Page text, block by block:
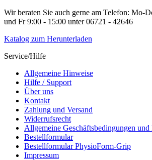
Wir beraten Sie auch gerne am Telefon: Mo-
und Fr 9:00 - 15:00 unter 06721 - 42646
Katalog zum Herunterladen
Service/Hilfe
Allgemeine Hinweise
Hilfe / Support
Über uns
Kontakt
Zahlung und Versand
Widerrufsrecht
Allgemeine Geschäftsbedingungen
Bestellformular
Bestellformular PhysioForm-Grip
Impressum